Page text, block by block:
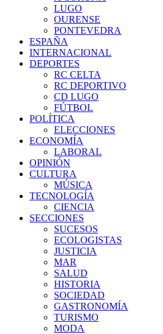
LUGO
OURENSE
PONTEVEDRA
ESPAÑA
INTERNACIONAL
DEPORTES
RC CELTA
RC DEPORTIVO
CD LUGO
FÚTBOL
POLÍTICA
ELECCIONES
ECONOMÍA
LABORAL
OPINIÓN
CULTURA
MÚSICA
TECNOLOGÍA
CIENCIA
SECCIONES
SUCESOS
ECOLOGISTAS
JUSTICIA
MAR
SALUD
HISTORIA
SOCIEDAD
GASTRONOMÍA
TURISMO
MODA